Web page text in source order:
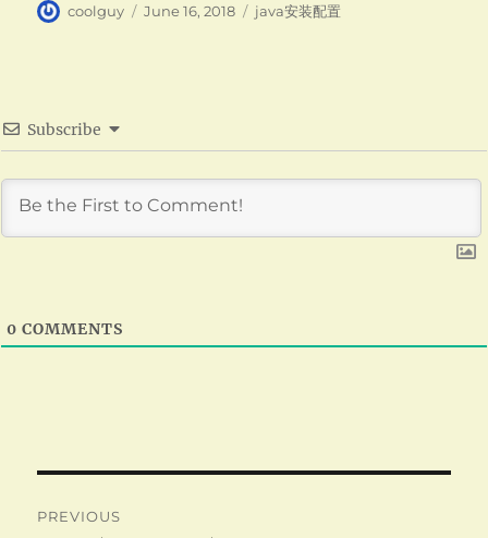
Author
coolguy
Posted
June 16, 2018 Categories
java安装配置
Subscribe
0 COMMENTS
PREVIOUS